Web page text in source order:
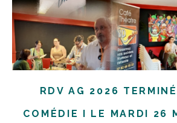
RDV AG 2026
COMÉDIE I LE MARDI 26